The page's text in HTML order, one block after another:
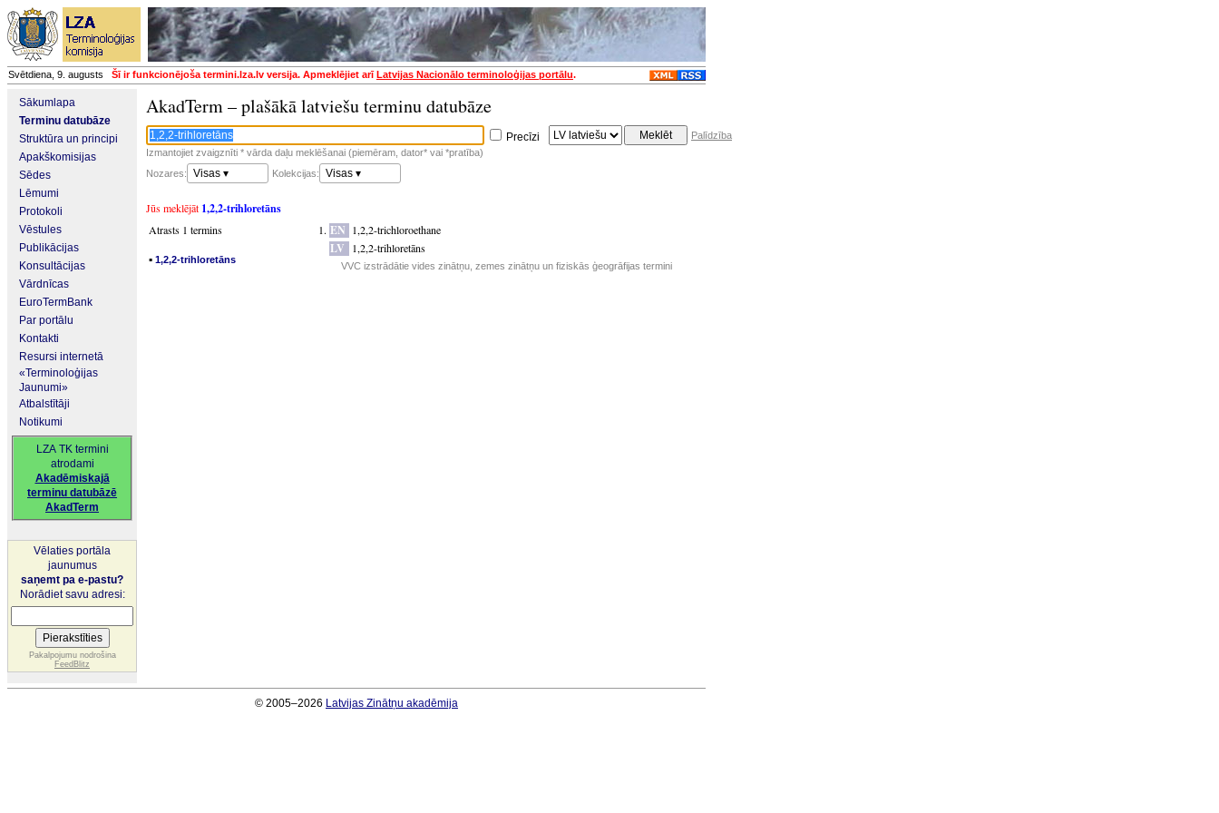
Svētdiena, 9. augusts Šī ir funkcionējoša termini.lza.lv versija. Apmeklējiet arīLatvijas Nacionālo terminoloģijas portālu.
Sākumlapa
Terminu datubāze
Struktūra un principi
Apakškomisijas
Sēdes
Lēmumi
Protokoli
Vēstules
Publikācijas
Konsultācijas
Vārdnīcas
EuroTermBank
Par portālu
Kontakti
Resursi internetā
«Terminoloģijas
Jaunumi»
Atbalstītāji
Notikumi
LZA TK termini
atrodami
Akadēmiskajā
terminu datubāzē
AkadTerm
Vēlaties portāla
jaunumus
saņemt pa e-pastu?
Norādiet savu adresi:
Pakalpojumu nodrošina
FeedBlitz
AkadTerm – plašākā latviešu terminu datubāze
Precīzi
Palīdzība
Izmantojiet zvaigznīti * vārda daļu meklēšanai (piemēram, dator* vai *pratība)
Nozares:
Visas ▾ Kolekcijas: Visas ▾
Jūs meklējāt 1,2,2-trihloretāns
Atrasts 1 termins
▪ 1,2,2-trihloretāns
EN 1,2,2-trichloroethane
LV 1,2,2-trihloretāns
VVC izstrādātie vides zinātņu, zemes zinātņu un fiziskās ģeogrāfijas termini
© 2005–2026 Latvijas Zinātņu akadēmija